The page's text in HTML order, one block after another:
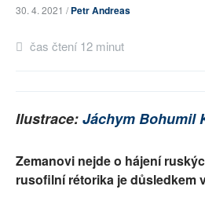
30. 4. 2021 /Petr Andreas
čas čtení 12 minut
Ilustrace:Jáchym Bohumil
Zemanovi nejde o hájení
rusofilní rétorika je důsledkem